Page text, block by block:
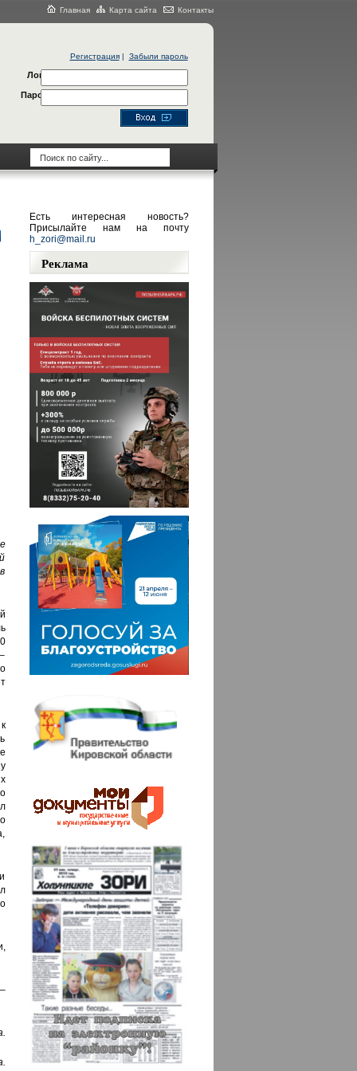
Главная Карта сайта Контакты
Регистрация| Забыли пароль
Логин
Пароль
Есть интересная новость?
Присылайте нам на почту
h_zori@mail.ru
Реклама